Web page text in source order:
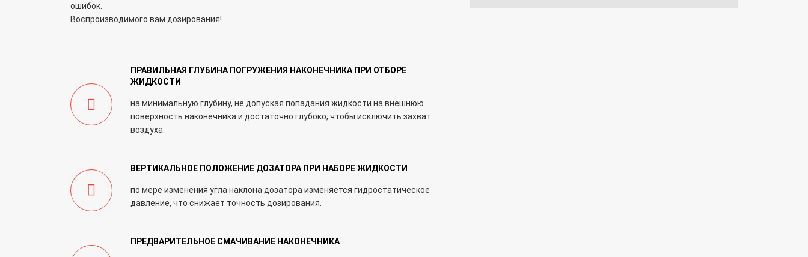
ошибок.
Воспроизводимого вам дозирования!
ПРАВИЛЬНАЯ ГЛУБИНА ПОГРУЖЕНИЯ НАКОНЕЧНИКА ПРИ ОТБОРЕ
ЖИДКОСТИ
на минимальную глубину, не допуская попадания жидкости на внешнюю
поверхность наконечника и достаточно глубоко, чтобы исключить захват
воздуха.
ВЕРТИКАЛЬНОЕ ПОЛОЖЕНИЕ ДОЗАТОРА ПРИ НАБОРЕ ЖИДКОСТИ
по мере изменения угла наклона дозатора изменяется гидростатическое
давление, что снижает точность дозирования.
ПРЕДВАРИТЕЛЬНОЕ СМАЧИВАНИЕ НАКОНЕЧНИКА